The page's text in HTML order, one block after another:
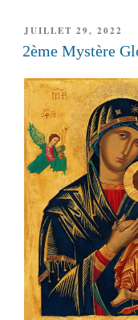
PUBLIÉ
LE
JUILLET 29, 2022
2ème Mystère